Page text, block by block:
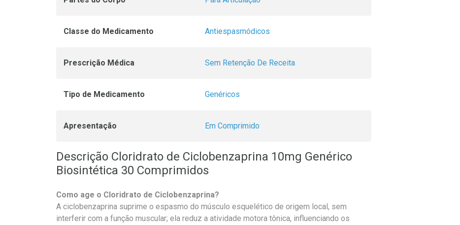
Classe do Medicamento Antiespasmódicos
Prescrição Médica Sem Retenção De Receita
Tipo de Medicamento Genéricos
Apresentação Em Comprimido
Descrição Cloridrato de Ciclobenzaprina 10mg Genérico
Biosintética 30 Comprimidos
Como age o Cloridrato de Ciclobenzaprina?
A ciclobenzaprina suprime o espasmo do músculo esquelético de origem local, sem
interferir com a função muscular; ela reduz a atividade motora tônica, influenciando os